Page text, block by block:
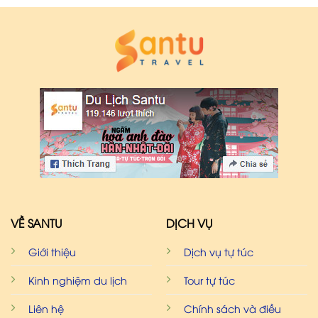
VỀ SANTU
Giới thiệu
Kinh nghiệm du lịch
Liên hệ
DỊCH VỤ
Dịch vụ tự túc
Tour tự túc
Chính sách và điều